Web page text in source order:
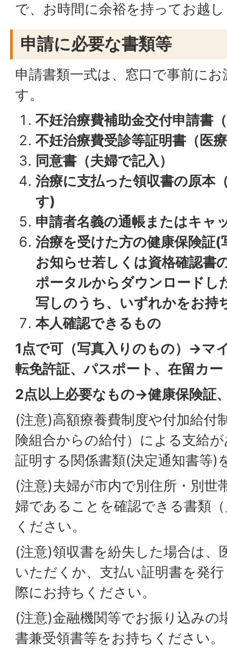
で、お時間に余裕を持ってお越
申請に必要な書類等
申請書類一式は、窓口で事前に
す。
不妊治療費補助金交付申請書
不妊治療費受診等証明書（医
同意書（夫婦で記入）
治療に支払った領収書の原本
す)
申請者名義の通帳またはキャ
治療を受けた方の健康保険証
お知らせ若しくは資格確認書
ポータルからダウンロードし
写しのうち、いずれかをお持
本人確認できるもの
1点で可（写真入りのもの）→マ
転免許証、パスポート、在留カー
2点以上必要なもの→健康保険証
(注意)高額療養費制度や付加給付
険組合からの給付）による支給
証明する関係書類(決定通知書等)
(注意)夫婦が市内で別住所・別世
婦であることを確認できる書類
ください。
(注意)領収書を紛失した場合は、
いただくか、支払い証明書を発
際にお持ちください。
(注意)金融機関等でお振り込みの
書兼受領書等をお持ちください。